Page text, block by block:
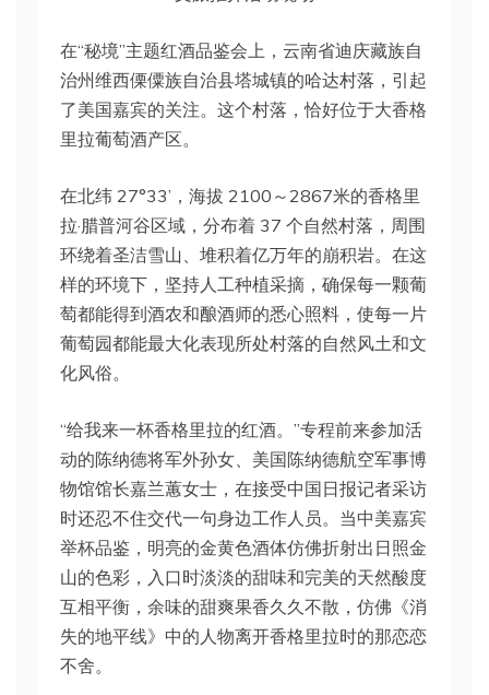
在“秘境”主题红酒品鉴会上，云南省迪庆藏族自
治州维西傈僳族自治县塔城镇的哈达村落，引起
了美国嘉宾的关注。这个村落，恰好位于大香格
里拉葡萄酒产区。
在北纬 27°33’，海拔 2100～2867米的香格里
拉·腊普河谷区域，分布着 37 个自然村落，周围
环绕着圣洁雪山、堆积着亿万年的崩积岩。在这
样的环境下，坚持人工种植采摘，确保每一颗葡
萄都能得到酒农和酿酒师的悉心照料，使每一片
葡萄园都能最大化表现所处村落的自然风土和文
化风俗。
“给我来一杯香格里拉的红酒。”专程前来参加活
动的陈纳德将军外孙女、美国陈纳德航空军事博
物馆馆长嘉兰蕙女士，在接受中国日报记者采访
时还忍不住交代一句身边工作人员。当中美嘉宾
举杯品鉴，明亮的金黄色酒体仿佛折射出日照金
山的色彩，入口时淡淡的甜味和完美的天然酸度
互相平衡，余味的甜爽果香久久不散，仿佛《消
失的地平线》中的人物离开香格里拉时的那恋恋
不舍。